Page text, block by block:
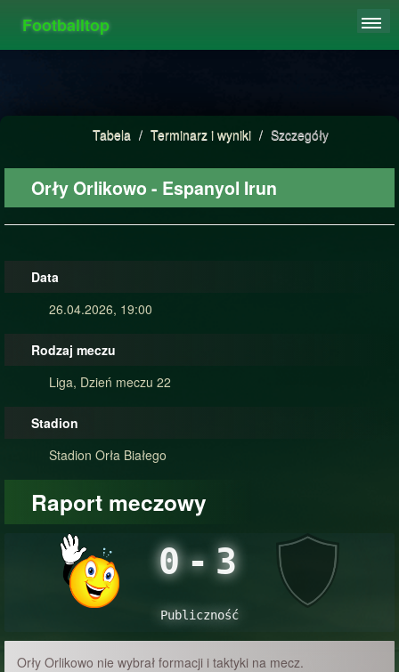
Footballtop
STATYSTYKI
Tabela / Terminarz i wyniki / Szczegóły
Orły Orlikowo - Espanyol Irun
Data
26.04.2026, 19:00
Rodzaj meczu
Liga, Dzień meczu 22
Stadion
Stadion Orła Białego
Raport meczowy
0- 3
Publiczność
Orły Orlikowo nie wybrał formacji i taktyki na mecz.